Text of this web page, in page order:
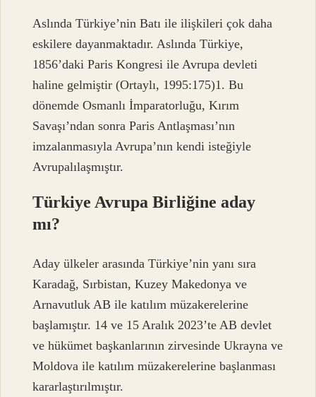
Aslında Türkiye’nin Batı ile ilişkileri çok daha
eskilere dayanmaktadır. Aslında Türkiye,
1856’daki Paris Kongresi ile Avrupa devleti
haline gelmiştir (Ortaylı, 1995:175)1. Bu
dönemde Osmanlı İmparatorluğu, Kırım
Savaşı’ndan sonra Paris Antlaşması’nın
imzalanmasıyla Avrupa’nın kendi isteğiyle
Avrupalılaşmıştır.
Türkiye Avrupa Birliğine aday
mı?
Aday ülkeler arasında Türkiye’nin yanı sıra
Karadağ, Sırbistan, Kuzey Makedonya ve
Arnavutluk AB ile katılım müzakerelerine
başlamıştır. 14 ve 15 Aralık 2023’te AB devlet
ve hükümet başkanlarının zirvesinde Ukrayna ve
Moldova ile katılım müzakerelerine başlanması
kararlaştırılmıştır.